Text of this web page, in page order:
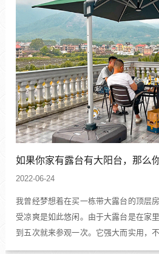
2022-06-24
我曾经梦想着在买一栋带大露台的顶层
受凉爽是如此悠闲。由于大露台是在家
到五次就来参观一次。它强大而实用，
把餐桌搬到露台上，充分利用户外家具